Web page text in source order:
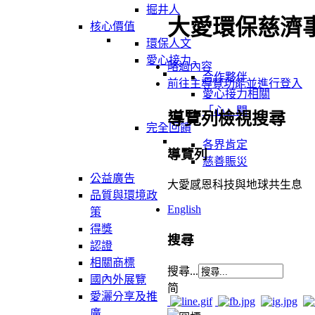
掘井人
核心價值
環保人文
愛心接力
合作夥伴
愛心接力相關
「心」聞
完全回饋
各界肯定
慈善賑災
公益廣告
品質與環境政
策
得獎
認證
相關商標
國內外展覽
愛灑分享及推
大愛環保慈濟
略過內容
前往主導覽功能並進行登入
導覽列檢視搜尋
導覽列
大愛感恩科技與地球共生息
English
搜尋
搜尋...
简